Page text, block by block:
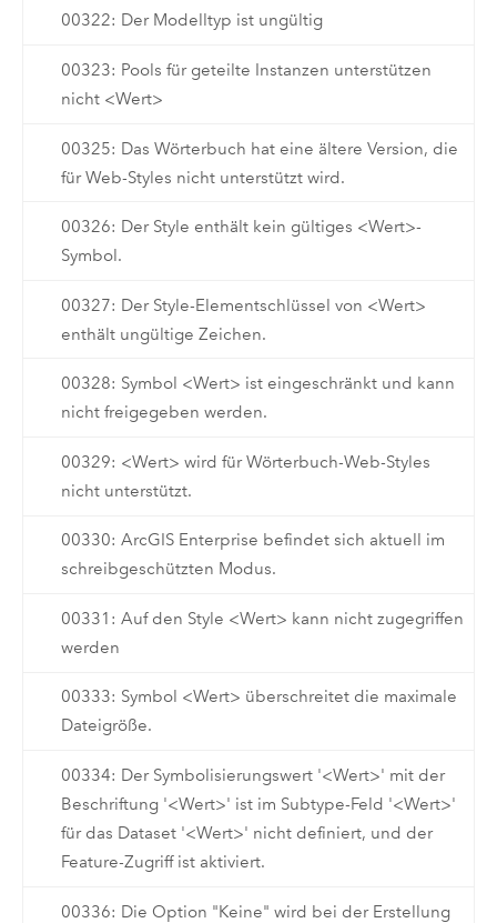
00322: Der Modelltyp ist ungültig
00323: Pools für geteilte Instanzen unterstützen
nicht <Wert>
00325: Das Wörterbuch hat eine ältere Version, die
für Web-Styles nicht unterstützt wird.
00326: Der Style enthält kein gültiges <Wert>-
Symbol.
00327: Der Style-Elementschlüssel von <Wert>
enthält ungültige Zeichen.
00328: Symbol <Wert> ist eingeschränkt und kann
nicht freigegeben werden.
00329: <Wert> wird für Wörterbuch-Web-Styles
nicht unterstützt.
00330: ArcGIS Enterprise befindet sich aktuell im
schreibgeschützten Modus.
00331: Auf den Style <Wert> kann nicht zugegriffen
werden
00333: Symbol <Wert> überschreitet die maximale
Dateigröße.
00334: Der Symbolisierungswert '<Wert>' mit der
Beschriftung '<Wert>' ist im Subtype-Feld '<Wert>'
für das Dataset '<Wert>' nicht definiert, und der
Feature-Zugriff ist aktiviert.
00336: Die Option "Keine" wird bei der Erstellung